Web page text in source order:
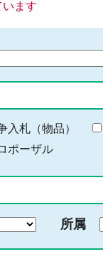
います
入札（物品）
ポーザル
所属